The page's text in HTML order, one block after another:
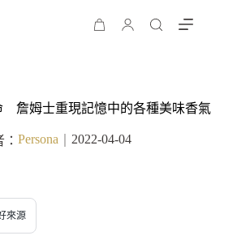
詹姆士重現記憶中的各種美味香氣
Persona 2022-04-04
來源